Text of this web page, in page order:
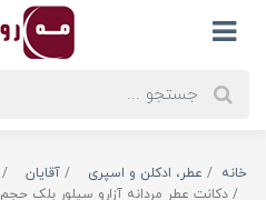
خانه عطر، ادکلن و اسپری آقایان
دکانت عطر مردانه آزارو سیلور بلک حجم 5 میلی لیتر